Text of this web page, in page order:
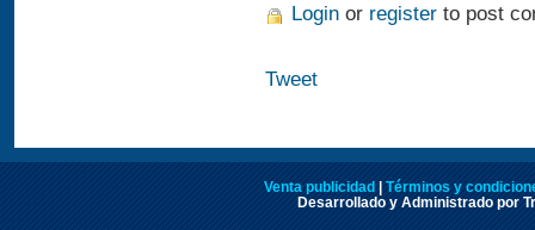
Login or register to post
Tweet
Venta publicidad | Términos y
Desarrollado y Administrado por